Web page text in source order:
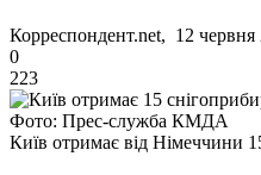
Корреспондент.net, 12 червня
0
223
Фото: Прес-служба КМДА
Київ отримає від Німеччини